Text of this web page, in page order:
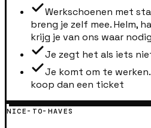
Werkschoenen met
breng je zelf mee. Helm,
krijg je van ons waar nodig
Je zegt het als iets
Je komt om te
koop dan een ticket
NICE-TO-HAVES